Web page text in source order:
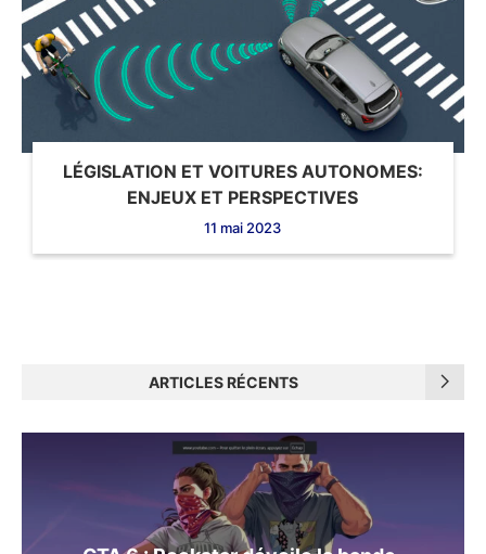
LÉGISLATION ET VOITURES AUTONOMES:
ENJEUX ET PERSPECTIVES
11 mai 2023
ARTICLES RÉCENTS